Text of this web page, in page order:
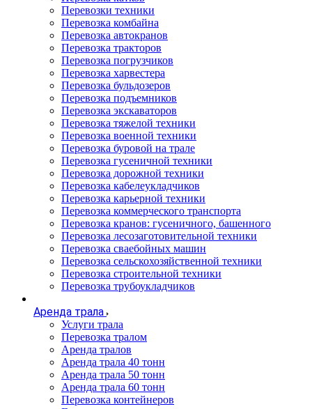
Перевозки техники
Перевозка комбайна
Перевозка автокранов
Перевозка тракторов
Перевозка погрузчиков
Перевозка харвестера
Перевозка бульдозеров
Перевозка подъемников
Перевозка экскаваторов
Перевозка тяжелой техники
Перевозка военной техники
Перевозка буровой на трале
Перевозка гусеничной техники
Перевозка дорожной техники
Перевозка кабелеукладчиков
Перевозка карьерной техники
Перевозка коммерческого транспорта
Перевозка кранов: гусеничного, башенного
Перевозка лесозаготовительной техники
Перевозка сваебойных машин
Перевозка сельскохозяйственной техники
Перевозка строительной техники
Перевозка трубоукладчиков
Аренда трала
Услуги трала
Перевозка тралом
Аренда тралов
Аренда трала 40 тонн
Аренда трала 50 тонн
Аренда трала 60 тонн
Перевозка контейнеров